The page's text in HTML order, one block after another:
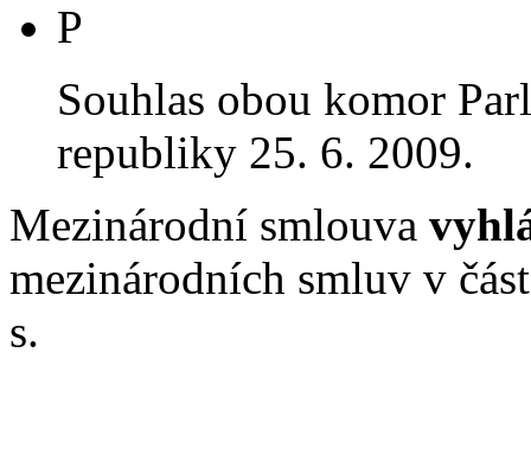
P
Souhlas obou komor
republiky 25. 6. 2009.
Mezinárodní smlouva
mezinárodních smluv v
s.